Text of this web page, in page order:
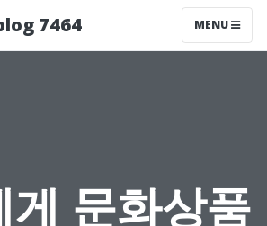
7464 MENU
게 문화상품